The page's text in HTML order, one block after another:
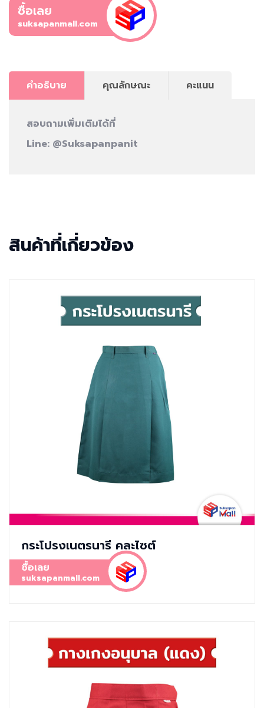
ซื้อเลย
suksapanmall.com
คำอธิบาย คุณลักษณะ คะแนน
สอบถามเพิ่มเติมได้ที่
Line: @Suksapanpanit
สินค้าที่เกี่ยวข้อง
กระโปรงเนตรนารี คละไซต์
ซื้อเลย
suksapanmall.com